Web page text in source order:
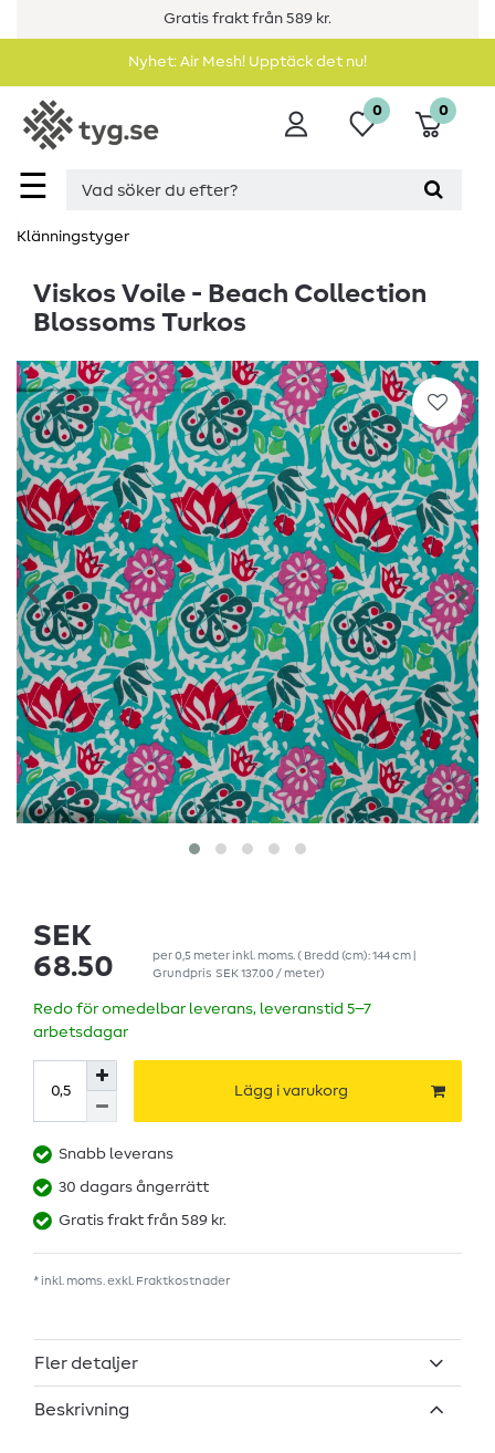
Gratis frakt från 589 kr.
Nyhet: Air Mesh! Upptäck det nu!
☰
0 0
Klänningstyger
Viskos Voile - Beach Collection
Blossoms Turkos
SEK
68.50
per0,5 meter inkl. moms. ( Bredd (cm): 144 cm |
Grundpris SEK 137.00 / meter)
Redo för omedelbar leverans, leveranstid 5–7
arbetsdagar
Lägg i varukorg
Snabb leverans
30 dagars ångerrätt
Gratis frakt från 589 kr.
* inkl. moms. exkl. Fraktkostnader
Fler detaljer
Beskrivning